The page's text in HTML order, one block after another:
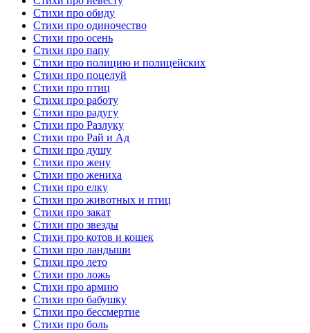
Стихи про обиду
Стихи про одиночество
Стихи про осень
Стихи про папу
Стихи про полицию и полицейских
Стихи про поцелуй
Стихи про птиц
Стихи про работу
Стихи про радугу
Стихи про Разлуку
Стихи про Рай и Ад
Стихи про душу
Стихи про жену
Стихи про жениха
Стихи про елку
Стихи про животных и птиц
Стихи про закат
Стихи про звезды
Стихи про котов и кошек
Стихи про ландыши
Стихи про лето
Стихи про ложь
Стихи про армию
Стихи про бабушку
Стихи про бессмертие
Стихи про боль